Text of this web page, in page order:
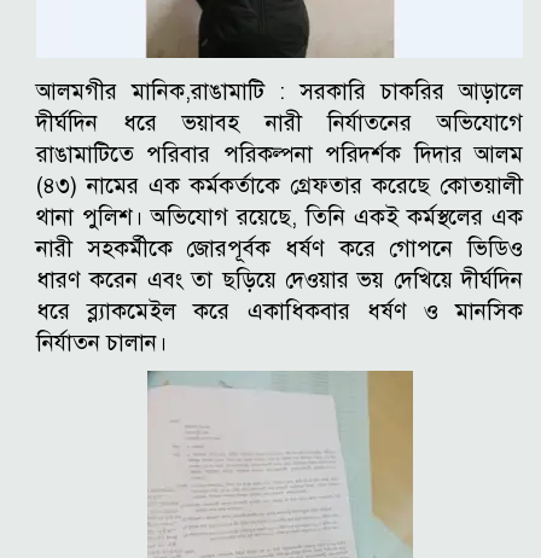
আলমগীর মানিক,রাঙামাটি :সরকারি চাকরির আড়ালে
দীর্ঘদিন ধরে ভয়াবহ নারী নির্যাতনের অভিযোগে
রাঙামাটিতে পরিবার পরিকল্পনা পরিদর্শক দিদার আলম
(৪৩) নামের এক কর্মকর্তাকে গ্রেফতার করেছে কোতয়ালী
থানা পুলিশ। অভিযোগ রয়েছে, তিনি একই কর্মস্থলের এক
নারী সহকর্মীকে জোরপূর্বক ধর্ষণ করে গোপনে ভিডিও
ধারণ করেন এবং তা ছড়িয়ে দেওয়ার ভয় দেখিয়ে দীর্ঘদিন
ধরে ব্ল্যাকমেইল করে একাধিকবার ধর্ষণ ও মানসিক
নির্যাতন চালান।